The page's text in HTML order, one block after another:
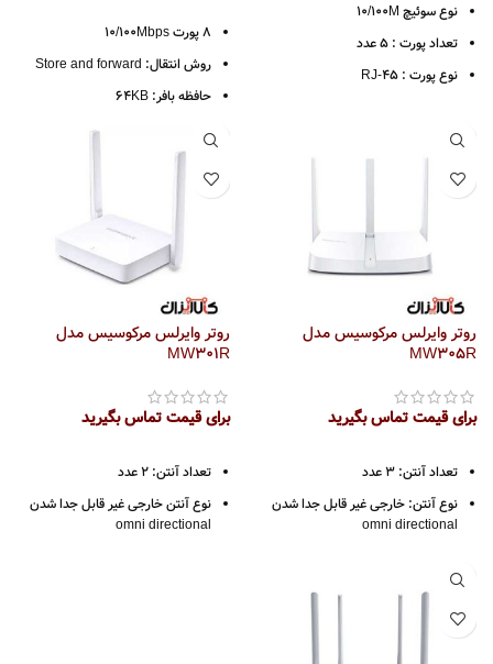
نوع سوئیچ 10/100M
تعداد پورت : 5 عدد
نوع پورت : RJ-45
استاندارد ها:
802.3u, IEEE 802.3x
CSMA/CD
10/100Mbps at half duplex
20/200Mbps at full duplex
دارای نشانگر LED
بدون POE
8 پورت 10/100Mbps
روش انتقال: Store and forward
حافظه بافر: 64KB
نوع پورت : RJ-45
سرعت انتقال :
20/200Mbps at full duplex
ظرفیت سوئیچینگ: 1Gbps
دارای نشانگر LED
دانلود کاتالوگ MS108
روتر وایرلس مرکوسیس مدل
MW305R
برای قیمت تماس بگیرید
تعداد آنتن: 3 عدد
نوع آنتن: خارجی غیر قابل جدا شدن
omni directional
پورت اترنت LAN
تعداد پورت LAN 10/100: سه عدد
روتر وایرلس مرکوسیس مدل
MW301R
برای قیمت تماس بگیرید
تعداد آنتن: 2 عدد
نوع آنتن خارجی غیر قابل جدا شدن
omni directional